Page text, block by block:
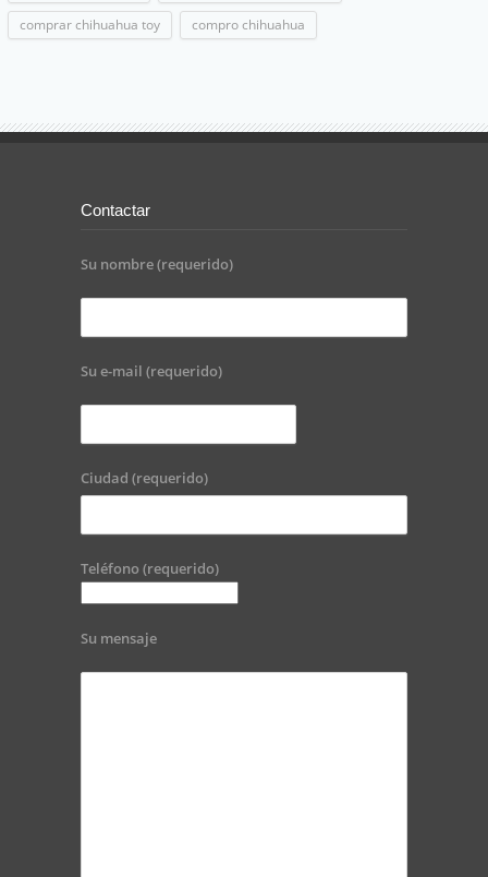
comprar chihuahua toy
compro chihuahua
Contactar
Su nombre (requerido)
Su e-mail (requerido)
Ciudad (requerido)
Teléfono (requerido)
Su mensaje